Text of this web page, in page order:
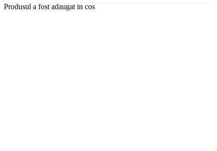
Produsul a fost adaugat in cos